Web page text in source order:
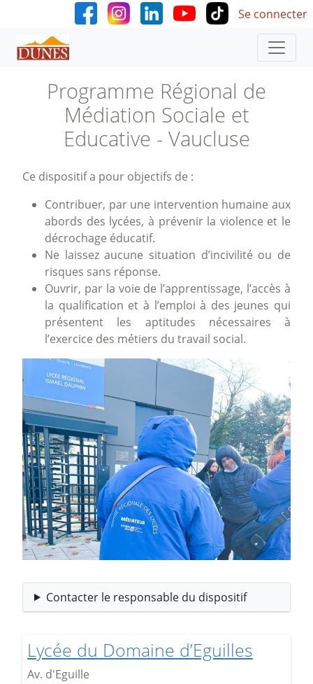
Aller au contenu principal User
Se connecter
Programme Régional de
Médiation Sociale et
Educative - Vaucluse
Ce dispositif a pour objectifs de :
Contribuer, par une intervention humaine aux
abords des lycées, à prévenir la violence et le
décrochage éducatif.
Ne laissez aucune situation d’incivilité ou de
risques sans réponse.
Ouvrir, par la voie de l’apprentissage, l’accès à
la qualification et à l’emploi à des jeunes qui
présentent les aptitudes nécessaires à
l’exercice des métiers du travail social.
Contacter le responsable du dispositif
Lycée du Domaine d’Eguilles
Av. d'Eguille